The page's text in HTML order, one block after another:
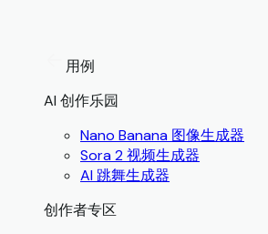
用例
AI 创作乐园
Nano Banana 图像生成器
Sora 2 视频生成器
AI 跳舞生成器
创作者专区